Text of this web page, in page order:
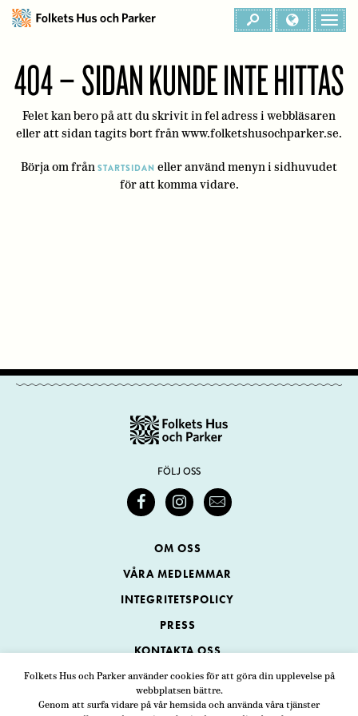
Folkets Hus och Parker använder cookies för att göra din upplevelse på
webbplatsen bättre.
Genom att surfa vidare på vår hemsida och använda våra tjänster
404 – SIDAN KUNDE INTE HITTAS
Felet kan bero på att du skrivit in fel adress i webbläsaren
eller att sidan tagits bort från www.folketshusochparker.se.
Börja om från STARTSIDAN eller använd menyn i sidhuvudet
för att komma vidare.
FÖLJ OSS
OM OSS
VÅRA MEDLEMMAR
INTEGRITETSPOLICY
PRESS
KONTAKTA OSS
Folkets Hus och Parker